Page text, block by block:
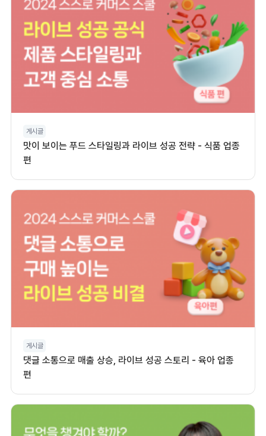
게시글
맛이 보이는 푸드 스타일링과 라이브 성공 전략 - 식품 업종
편
게시글
댓글 소통으로 매출 상승, 라이브 성공 스토리 - 육아 업종
편